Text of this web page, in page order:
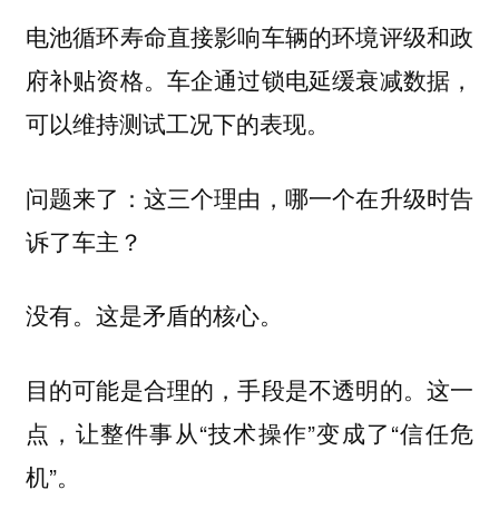
电池循环寿命直接影响车辆的环境评级和政
府补贴资格。车企通过锁电延缓衰减数据，
可以维持测试工况下的表现。
问题来了：这三个理由，哪一个在升级时告
诉了车主？
没有。这是矛盾的核心。
目的可能是合理的，手段是不透明的。这一
点，让整件事从“技术操作”变成了“信任危
机”。